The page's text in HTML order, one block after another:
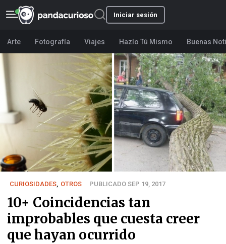
Iniciar sesión
Arte Fotografía Viajes Hazlo Tú Mismo Buenas
CURIOSIDADES, OTROS PUBLICADO SEP 19, 2017
10+ Coincidencias tan
improbables que cuesta creer
que hayan ocurrido